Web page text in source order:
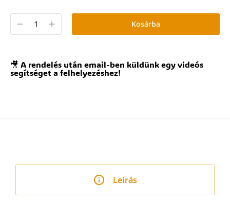
Kosárba
🎥 A rendelés után email-ben küldünk egy videós
segítséget a felhelyezéshez!
Leírás